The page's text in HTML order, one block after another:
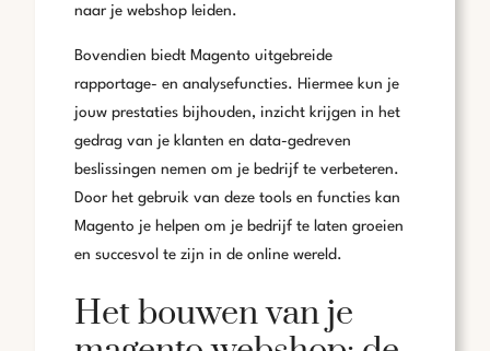
naar je webshop leiden.
Bovendien biedt Magento uitgebreide
rapportage- en analysefuncties. Hiermee kun je
jouw prestaties bijhouden, inzicht krijgen in het
gedrag van je klanten en data-gedreven
beslissingen nemen om je bedrijf te verbeteren.
Door het gebruik van deze tools en functies kan
Magento je helpen om je bedrijf te laten groeien
en succesvol te zijn in de online wereld.
Het bouwen van je